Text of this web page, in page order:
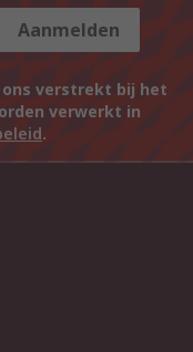
Aanmelden
ons verstrekt bij het
verwerkt in
.